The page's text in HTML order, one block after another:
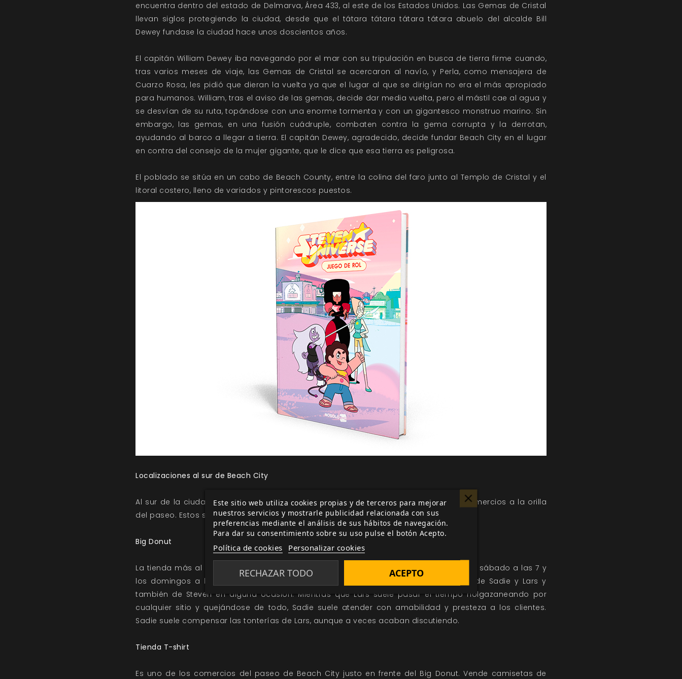
encuentra dentro del estado de Delmarva, Área 433, al este de los Estados Unidos. Las Gemas de Cristal
llevan siglos protegiendo la ciudad, desde que el tátara tátara tátara tátara abuelo del alcalde Bill
Dewey fundase la ciudad hace unos doscientos años.
El capitán William Dewey iba navegando por el mar con su tripulación en busca de tierra firme cuando,
tras varios meses de viaje, las Gemas de Cristal se acercaron al navío, y Perla, como mensajera de
Cuarzo Rosa, les pidió que dieran la vuelta ya que el lugar al que se dirigían no era el más apropiado
para humanos. William, tras el aviso de las gemas, decide dar media vuelta, pero el mástil cae al agua y
se desvían de su ruta, topándose con una enorme tormenta y con un gigantesco monstruo marino. Sin
embargo, las gemas, en una fusión cuádruple, combaten contra la gema corrupta y la derrotan,
ayudando al barco a llegar a tierra. El capitán Dewey, agradecido, decide fundar Beach City en el lugar
en contra del consejo de la mujer gigante, que le dice que esa tierra es peligrosa.
El poblado se sitúa en un cabo de Beach County, entre la colina del faro junto al Templo de Cristal y el
litoral costero, lleno de variados y pintorescos puestos.
Localizaciones al sur de Beach City
Al sur de la ciudad, junto a la playa más grande, podemos encontrar variopintos comercios a la orilla
del paseo. Estos son los más importantes.
Big Donut
La tienda más al sureste de Beach City es un local de Rosquillas que abre de lunes a sábado a las 7 y
los domingos a las 7:30 y sirve comida variada y bebidas. Es el lugar de trabajo de Sadie y Lars y
también de Steven en alguna ocasión. Mientras que Lars suele pasar el tiempo holgazaneando por
cualquier sitio y quejándose de todo, Sadie suele atender con amabilidad y presteza a los clientes.
Sadie suele compensar las tonterías de Lars, aunque a veces acaban discutiendo.
Tienda T-shirt
Es uno de los comercios del paseo de Beach City justo en frente del Big Donut. Vende camisetas de
Este sitio web utiliza cookies propias y de terceros para mejorar
nuestros servicios y mostrarle publicidad relacionada con sus
preferencias mediante el análisis de sus hábitos de navegación.
Para dar su consentimiento sobre su uso pulse el botón Acepto.
Política de cookies Personalizar cookies
RECHAZAR TODO ACEPTO